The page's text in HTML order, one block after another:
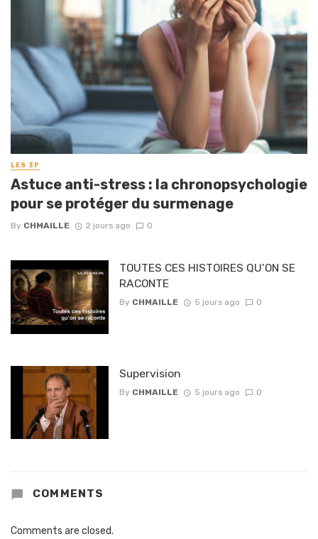
LES 3P
Astuce anti-stress : la chronopsychologie
pour se protéger du surmenage
By CHMAILLE 2 jours ago 0
TOUTES CES HISTOIRES QU’ON SE
RACONTE
By CHMAILLE 5 jours ago 0
Supervision
By CHMAILLE 5 jours ago 0
COMMENTS
Comments are closed.